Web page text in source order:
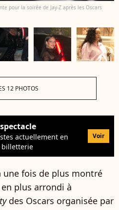
pour la soirée de Jay-Z après les Oscars
12 PHOTOS
actuellement en
billetterie
Voir
une fois de plus montré
plus arrondi à
des Oscars organisée par